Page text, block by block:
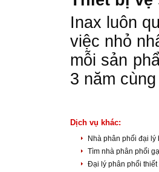
Inax luôn
việc nhỏ
mỗi sản
3 năm
Dịch vụ khác:
Nhà phân phối đại lý
Tìm nhà phân phối
Đại lý phân phối thiết